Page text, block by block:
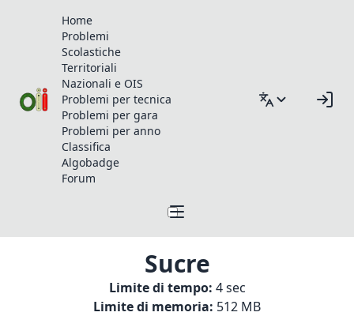
Home
Problemi
Scolastiche
Territoriali
Nazionali e OIS
Problemi per tecnica
Problemi per gara
Problemi per anno
Classifica
Algobadge
Forum
Sucre
Limite di tempo: 4 sec
Limite di memoria: 512 MB